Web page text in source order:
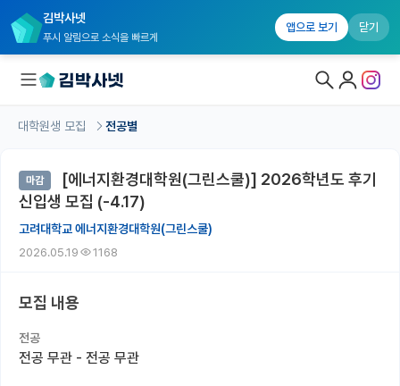
김박사넷
푸시 알림으로 소식을 빠르게
앱으로 보기 닫기
대학원생 모집 홈
기관별 모집 정보
연구실별 모집 정보
전공별 모집 정보
국내대학원 정보
대학원생 모집 전공별
마감
[에너지환경대학원(그린스쿨)] 2026학년도 후기
신입생 모집 (-4.17)
고려대학교 에너지환경대학원(그린스쿨)
2026.05.19 1168
모집 내용
전공
전공 무관 - 전공 무관